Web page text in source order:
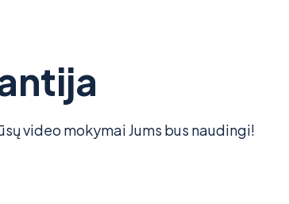
video mokymai Jums bus naudingi!